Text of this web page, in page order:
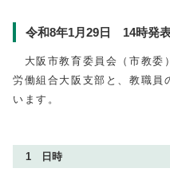
令和8年1月29日 14時発
大阪市教育委員会（市教委
労働組合大阪支部と、教職員
います。
1 日時